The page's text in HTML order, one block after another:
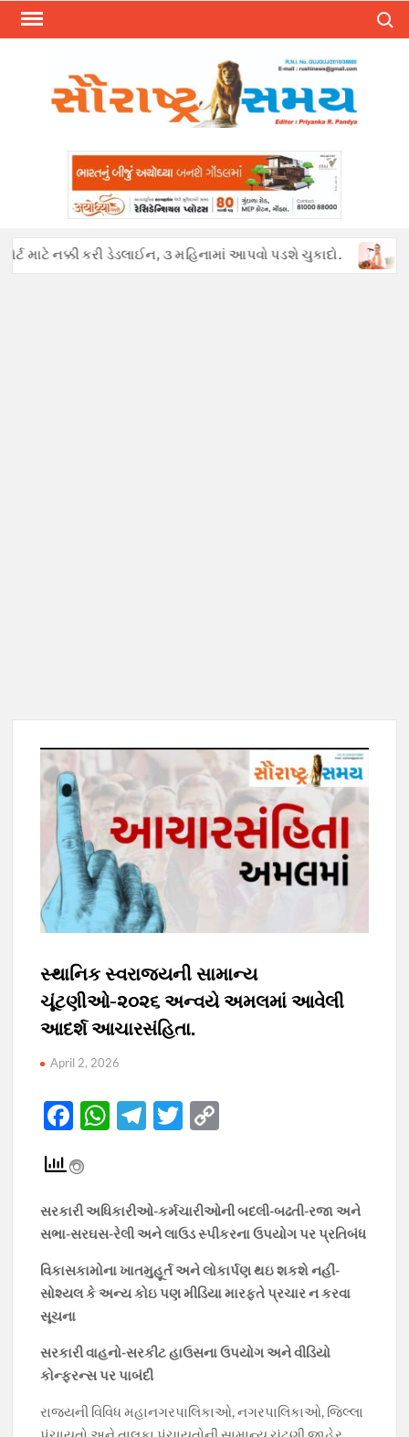
Skip
નક્કી કરી ડેડલાઈન, ૩ મહિનામાં આપવો પડશે ચુકાદો.
સ્થાનિક સ્વરાજયની સામાન્ય
ચૂંટણીઓ-૨૦૨૬ અન્વયે અમલમાં આવેલી
આદર્શ આચારસંહિતા.
April 2, 2026
F
e
b
o
o
k
W
s
A
p
p
T
gr
a
m
T
er y
Li
n
k
સરકારી અધિકારીઓ-કર્મચારીઓની બદલી-બઢતી-રજા અને
સભા-સરઘસ-રેલી અને લાઉડ સ્પીકરના ઉપયોગ પર પ્રતિબંધ
વિકાસકામોના ખાતમુહૂર્ત અને લોકાર્પણ થઇ શકશે નહીં-
સોશ્યલ કે અન્ય કોઇ પણ મીડિયા મારફતે પ્રચાર ન કરવા
સૂચના
સરકારી વાહનો-સરકીટ હાઉસના ઉપયોગ અને વીડિયો
કોન્ફરન્સ પર પાબંદી
રાજયની વિવિધ મહાનગરપાલિકાઓ, નગરપાલિકાઓ, જિલ્લા